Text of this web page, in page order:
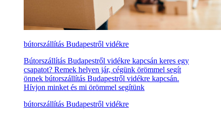
bútorszállítás Budapestről vidékre
Bútorszállítás Budapestről vidékre kapcsán keres egy
csapatot? Remek helyen jár, cégünk örömmel segít
önnek bútorszállítás Budapestről vidékre kapcsán.
Hívjon minket és mi örömmel segítünk
bútorszállítás Budapestről vidékre